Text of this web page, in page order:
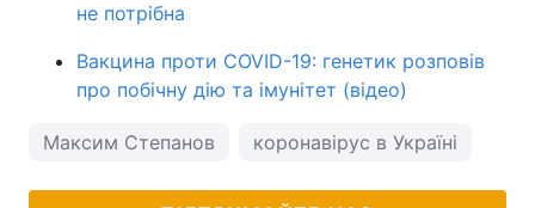
не потрібна
Вакцина проти COVID-19: генетик розповів
про побічну дію та імунітет (відео)
Максим Степанов коронавірус в Україні